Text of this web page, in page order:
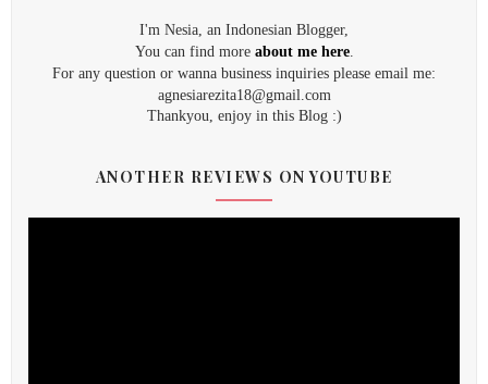
I'm Nesia, an Indonesian Blogger,
You can find more about me here.
For any question or wanna business inquiries please email me:
agnesiarezita18@gmail.com
Thankyou, enjoy in this Blog :)
ANOTHER REVIEWS ON YOUTUBE